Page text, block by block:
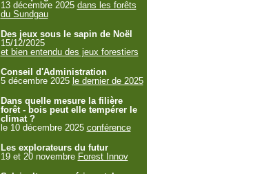
13 décembre 2025 dans les forêts
du Sundgau
Des jeux sous le sapin de Noël
15/12/2025
et bien entendu des jeux forestiers
Conseil d'Administration
5 décembre 2025 le dernier de 2025
Dans quelle mesure la filière
forêt - bois peut elle tempérer le
climat ?
le 10 décembre 2025 conférence
Les explorateurs du futur
19 et 20 novembre Forest Innov